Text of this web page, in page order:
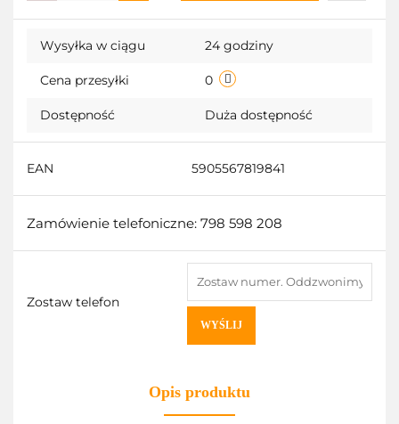
Do
Wysyłka w ciągu 24 godziny
Cena przesyłki 0
Dostępność Duża dostępność
EAN 5905567819841
Zamówienie telefoniczne: 798 598 208
Zostaw telefon
WYŚLIJ
Opis produktu